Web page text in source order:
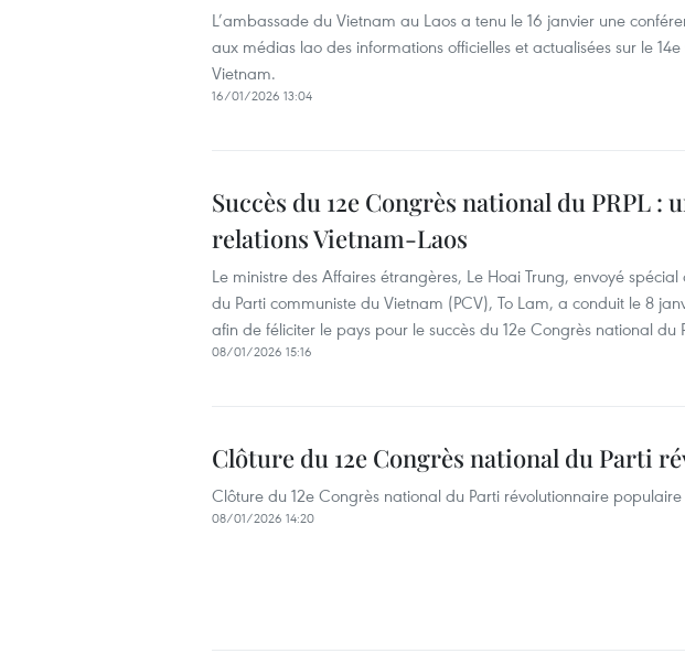
L’ambassade du Vietnam au Laos a tenu le 16 janvier une
aux médias lao des informations officielles et actualisées sur le
Vietnam.
16/01/2026 13:04
Succès du 12e Congrès national du PRPL :
relations Vietnam-Laos
Le ministre des Affaires étrangères, Le Hoai Trung, envoyé
du Parti communiste du Vietnam (PCV), To Lam, a conduit le 8
afin de féliciter le pays pour le succès du 12e Congrès national
08/01/2026 15:16
Clôture du 12e Congrès national du Parti
Clôture du 12e Congrès national du Parti révolutionnaire
08/01/2026 14:20